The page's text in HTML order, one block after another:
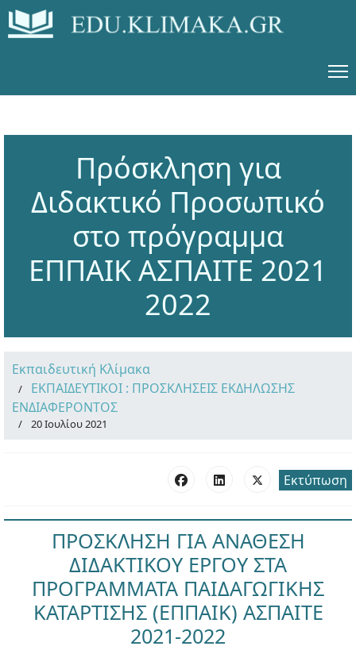
Πρόσκληση για
Διδακτικό Προσωπικό
στο πρόγραμμα
ΕΠΠΑΙΚ ΑΣΠΑΙΤΕ 2021
2022
Εκπαιδευτική Κλίμακα
ΕΚΠΑΙΔΕΥΤΙΚΟΙ : ΠΡΟΣΚΛΗΣΕΙΣ ΕΚΔΗΛΩΣΗΣ
ΕΝΔΙΑΦΕΡΟΝΤΟΣ
20 Ιουλίου 2021
Εκτύπωση
ΠΡΟΣΚΛΗΣΗ ΓΙΑ ΑΝΑΘΕΣΗ
ΔΙΔΑΚΤΙΚΟΥ ΕΡΓΟΥ ΣΤΑ
ΠΡΟΓΡΑΜΜΑΤΑ ΠΑΙΔΑΓΩΓΙΚΗΣ
ΚΑΤΑΡΤΙΣΗΣ (ΕΠΠΑΙΚ) ΑΣΠΑΙΤΕ
2021-2022